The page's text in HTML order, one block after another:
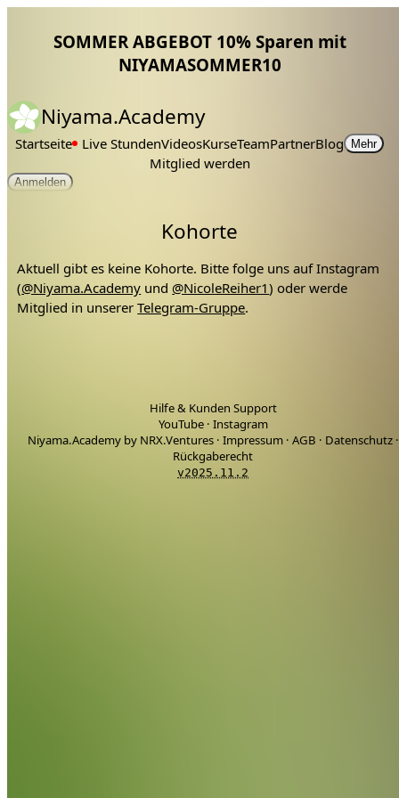
SOMMER ABGEBOT 10% Sparen mit
NIYAMASOMMER10
Niyama.Academy
Startseite Live StundenVideosKurseTeamPartnerBlog Mehr
Mitglied werden
Anmelden
Kohorte
Aktuell gibt es keine Kohorte. Bitte folge uns auf Instagram
(@Niyama.Academy und @NicoleReiher1) oder werde
Mitglied in unsererTelegram-Gruppe.
Hilfe & Kunden Support
YouTube · Instagram
Niyama.Academy by NRX.Ventures · Impressum· AGB · Datenschutz·
Rückgaberecht
v2025.11.2